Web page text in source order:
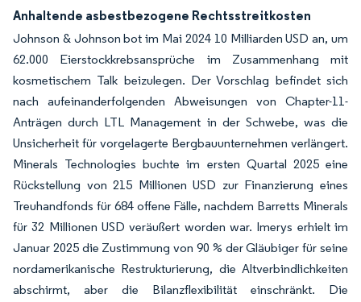
Anhaltende asbestbezogene Rechtsstreitkosten
Johnson & Johnson bot im Mai 2024 10 Milliarden USD an, um
62.000 Eierstockkrebsansprüche im Zusammenhang mit
kosmetischem Talk beizulegen. Der Vorschlag befindet sich
nach aufeinanderfolgenden Abweisungen von Chapter-11-
Anträgen durch LTL Management in der Schwebe, was die
Unsicherheit für vorgelagerte Bergbauunternehmen verlängert.
Minerals Technologies buchte im ersten Quartal 2025 eine
Rückstellung von 215 Millionen USD zur Finanzierung eines
Treuhandfonds für 684 offene Fälle, nachdem Barretts Minerals
für 32 Millionen USD veräußert worden war. Imerys erhielt im
Januar 2025 die Zustimmung von 90 % der Gläubiger für seine
nordamerikanische Restrukturierung, die Altverbindlichkeiten
abschirmt, aber die Bilanzflexibilität einschränkt. Die